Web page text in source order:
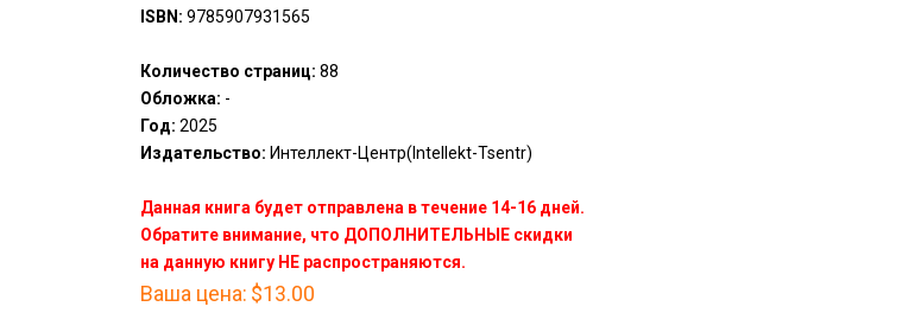
ISBN: 9785907931565
Количество страниц: 88
Обложка: -
Год: 2025
Издательство: Интеллект-Центр(Intellekt-Tsentr)
Данная книга будет отправлена в течение 14-16 дней.
Обратите внимание, что ДОПОЛНИТЕЛЬНЫЕ скидки
на данную книгу НЕ распространяются.
Ваша цена: $13.00